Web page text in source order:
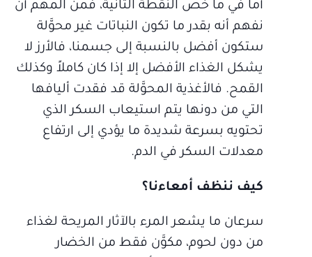
أما في ما خص النقطة الثانية، فمن المهم أن
نفهم أنه بقدر ما تكون النباتات غير محوَّلة
ستكون أفضل بالنسبة إلى جسمنا، فالأرز لا
يشكل الغذاء الأفضل إلا إذا كان كاملاً وكذلك
القمح. فالأغذية المحوَّلة قد فقدت أليافها
التي من دونها يتم استيعاب السكر الذي
تحتويه بسرعة شديدة ما يؤدي إلى ارتفاع
معدلات السكر في الدم.
كيف ننظف أمعاءنا؟
سرعان ما يشعر المرء بالآثار المريحة لغذاء
من دون لحوم، مكوَّن فقط من الخضار